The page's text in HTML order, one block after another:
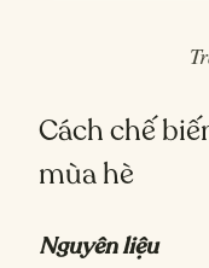
Cách chế
mùa hè
Nguyên liệu